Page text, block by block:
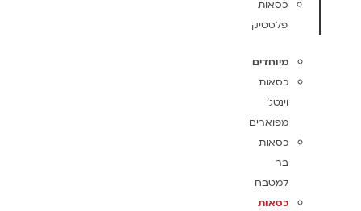
כסאות
פלסטיק
מיוחדים
כסאות
וינטג'
מפוארים
כסאות
בר
למטבח
כסאות